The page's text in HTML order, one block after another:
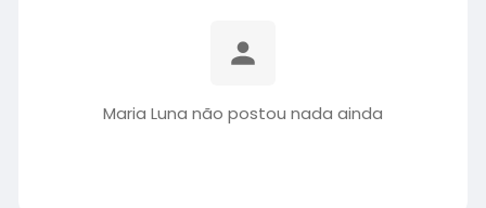
Maria Luna não postou nada ainda